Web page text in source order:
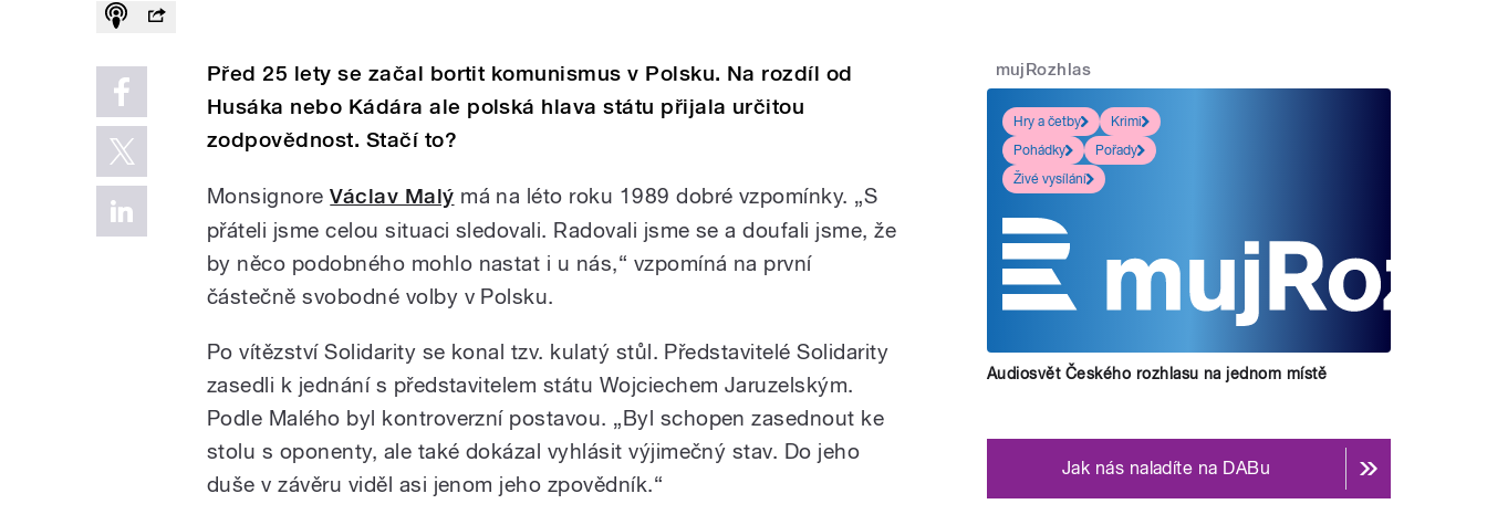
Před 25 lety se začal bortit komunismus v Polsku. Na rozdíl od
Husáka nebo Kádára ale polská hlava státu přijala určitou
zodpovědnost. Stačí to?
MonsignoreVáclav Malý má na léto roku 1989 dobré vzpomínky. „S
přáteli jsme celou situaci sledovali. Radovali jsme se a doufali jsme, že
by něco podobného mohlo nastat i u nás,“ vzpomíná na první
částečně svobodné volby v Polsku.
Po vítězství Solidarity se konal tzv. kulatý stůl. Představitelé Solidarity
zasedli k jednání s představitelem státu Wojciechem Jaruzelským.
Podle Malého byl kontroverzní postavou. „Byl schopen zasednout ke
stolu s oponenty, ale také dokázal vyhlásit výjimečný stav. Do jeho
duše v závěru viděl asi jenom jeho zpovědník.“
mujRozhlas
Hry a četby
Krimi
Pohádky
Pořady
Živé vysílání
Audiosvět Českého rozhlasu na jednom místě
Jak nás naladíte na DABu